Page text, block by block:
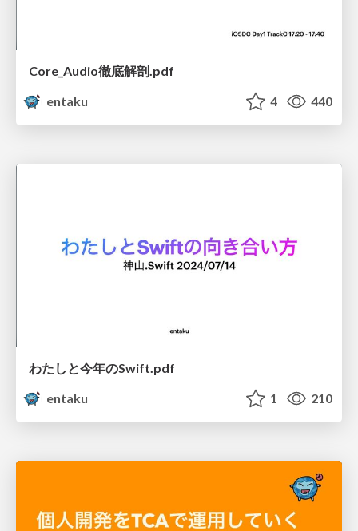
Core_Audio徹底解剖.pdf
entaku
4 440
わたしと今年のSwift.pdf
entaku
1 210